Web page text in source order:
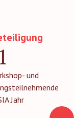
und
Jahr